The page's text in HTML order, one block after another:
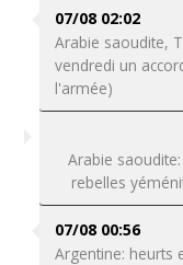
07/08 02:02
Arabie saoudite,
vendredi un
l'armée)
Arabie
rebelles
07/08 00:56
Argentine: heurts